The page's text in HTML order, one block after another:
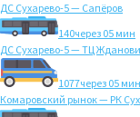
ДС Сухарево-5 — Сапёров
140через 05 мин
ДС Сухарево-5 — ТЦ
1077через 05 мин
Комаровский рынок — РК